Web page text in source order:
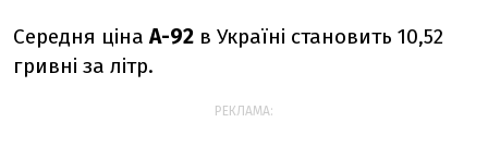
Середня цінаА-92 в Україні становить 10,52
гривні за літр.
РЕКЛАМА: